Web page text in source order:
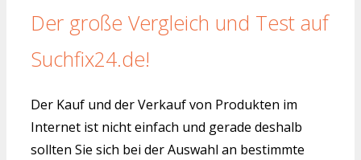
Der große Vergleich und Test auf
Suchfix24.de!
Der Kauf und der Verkauf von Produkten im
Internet ist nicht einfach und gerade deshalb
sollten Sie sich bei der Auswahl an bestimmte